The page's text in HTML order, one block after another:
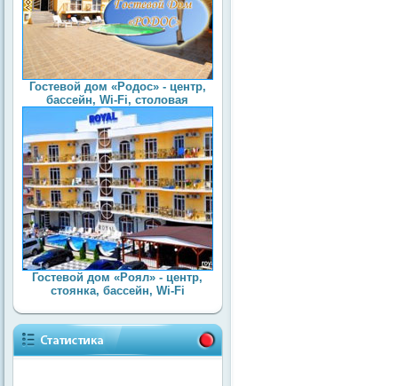
Гостевой дом «Родос» - центр,
бассейн, Wi-Fi, столовая
Гостевой дом «Роял» - центр,
стоянка, бассейн, Wi-Fi